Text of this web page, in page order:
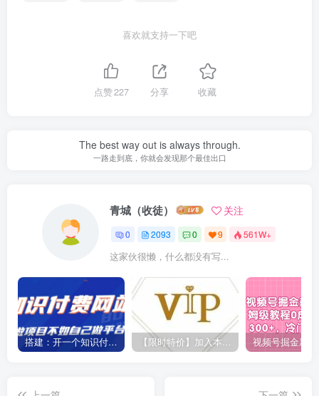
喜欢就支持一下吧
点赞227 分享 收藏
The best way out is always through.
一路走到底，你就会发现那个最佳出口
青城（收徒） 关注
0 2093 0 9 561W+
这家伙很懒，什么都没有写...
搭建：开一个知识付费资源网站，24小时全自动赚钱！ 【限时特价】加入本站VIP会员，海量最新各大团队网赚内部教程全免费，每天持续更新！